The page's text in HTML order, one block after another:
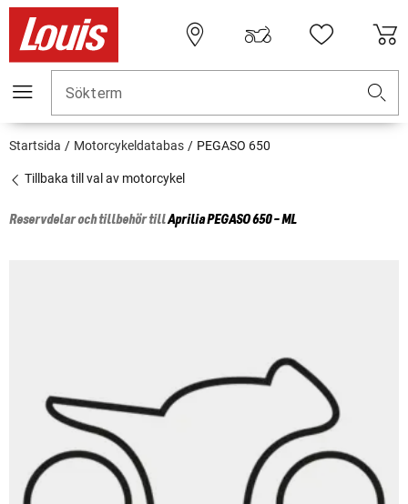
Sökterm
Startsida Motorcykeldatabas PEGASO 650
Tillbaka till val av motorcykel
Reservdelar och tillbehör tillApriliaPEGASO 650 - ML